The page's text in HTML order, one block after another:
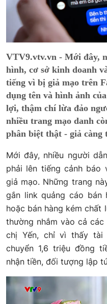
VTV9.vtv.vn - Mới đây,
hình, cơ sở kinh doanh
tiếng vì bị giả mạo trên
dụng tên và hình ảnh
lợi, thậm chí lừa đảo
nhiều trang mạo danh
phân biệt thật - giả càng
Mới đây, nhiều người
phải lên tiếng cảnh
giả mạo. Những trang
gắn link quảng cáo
hoặc bán hàng kém chất
thường nhắm vào cả
chị Yến, chỉ vì thấy tài
chuyển 1,6 triệu đồng
nhận tiền, đối tượng lập